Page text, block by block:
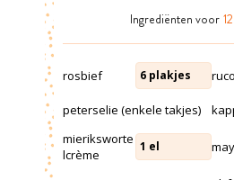
Ingrediënten voor 12
rosbief 6 plakjes
peterselie (enkele takjes)
mieriksworte
lcrème
1 el